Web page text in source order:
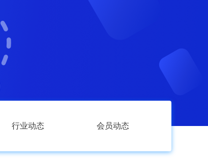
行业动态 会员动态